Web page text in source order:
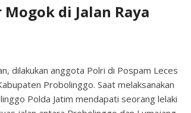
di Jalan Raya
dilakukan anggota Polri di Pospam Leces
Probolinggo. Saat melaksanakan
Polda Jatim mendapati seorang lelaki